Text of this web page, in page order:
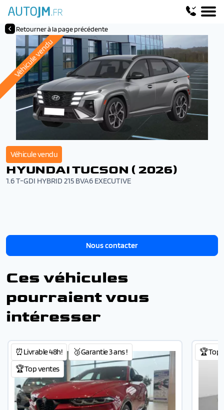
Retourner à la page précédente
Véhicule vendu
Véhicule vendu
HYUNDAI TUCSON ( 2026)
1.6 T-GDI HYBRID 215 BVA6 EXECUTIVE
Nous contacter
Ces véhicules
pourraient vous
intéresser
⏰Livrable 48h!
🥉Garantie 3 ans !
🏆Top ventes
🏆Top